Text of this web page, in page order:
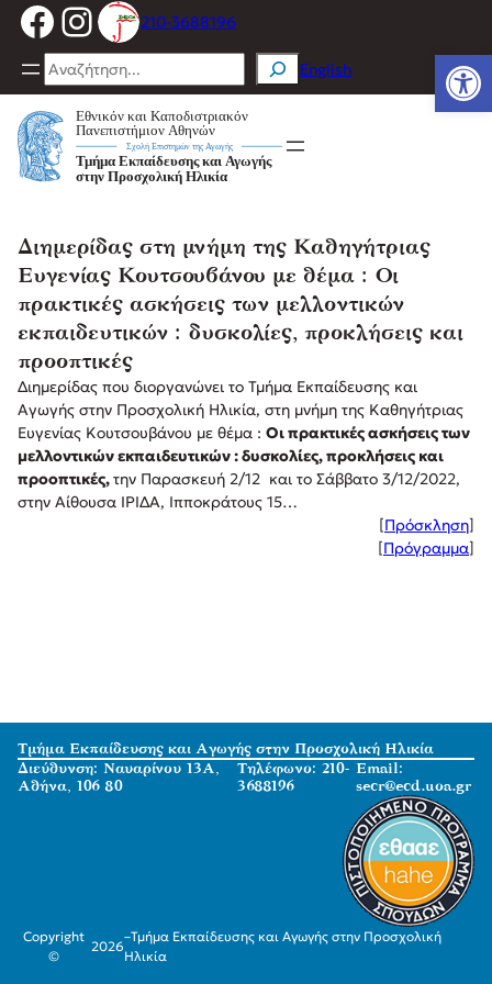
Μετάβαση
στο
περιεχόμενο
Facebook
Instagram
210-3688196
Search English
Διημερίδας στη μνήμη της Καθηγήτριας
Ευγενίας Κουτσουβάνου με θέμα : Οι
πρακτικές ασκήσεις των μελλοντικών
εκπαιδευτικών : δυσκολίες, προκλήσεις και
προοπτικές
Διημερίδας που διοργανώνει το Τμήμα Εκπαίδευσης και
Αγωγής στην Προσχολική Ηλικία, στη μνήμη της Καθηγήτριας
Ευγενίας Κουτσουβάνου με θέμα : Οι πρακτικές ασκήσεις των
μελλοντικών εκπαιδευτικών : δυσκολίες, προκλήσεις και
προοπτικές,την Παρασκευή 2/12 και το Σάββατο 3/12/2022,
στην Αίθουσα ΙΡΙΔΑ, Ιπποκράτους 15…
[Πρόσκληση]
[Πρόγραμμα]
Τμήμα Εκπαίδευσης και Αγωγής στην Προσχολική Ηλικία
Διεύθυνση: Ναυαρίνου 13Α,
Αθήνα, 106 80
Τηλέφωνο: 210-
3688196
Email:
secr@ecd.uoa.gr
Copyright
©
2026
–Τμήμα Εκπαίδευσης και Αγωγής στην Προσχολική
Ηλικία